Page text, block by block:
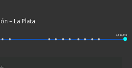
– La Plata